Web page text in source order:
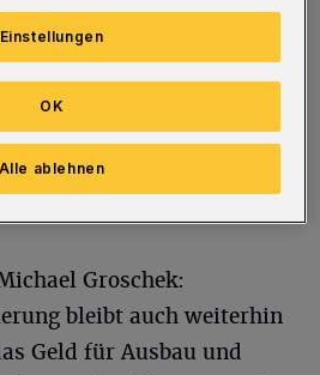
zügig
Wuppertals. Mit der im
2012 genannten
Priorisierungsliste ist
Groschek:
bleibt auch weiterhin
Geld für Ausbau und
Einstellungen
Alle ablehnen
OK